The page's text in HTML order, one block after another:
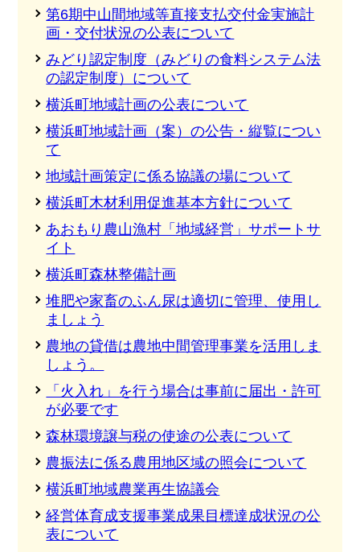
第6期中山間地域等直接支払交付金実施計
画・交付状況の公表について
みどり認定制度（みどりの食料システム法
の認定制度）について
横浜町地域計画の公表について
横浜町地域計画（案）の公告・縦覧につい
て
地域計画策定に係る協議の場について
横浜町木材利用促進基本方針について
あおもり農山漁村「地域経営」サポートサ
イト
横浜町森林整備計画
堆肥や家畜のふん尿は適切に管理、使用し
ましょう
農地の貸借は農地中間管理事業を活用しま
しょう。
「火入れ」を行う場合は事前に届出・許可
が必要です
森林環境譲与税の使途の公表について
農振法に係る農用地区域の照会について
横浜町地域農業再生協議会
経営体育成支援事業成果目標達成状況の公
表について